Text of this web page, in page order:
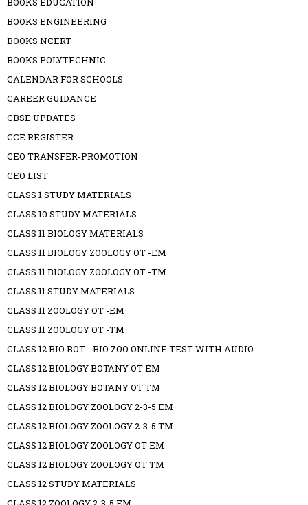
BOOKS ENGINEERING
BOOKS NCERT
BOOKS POLYTECHNIC
CALENDAR FOR SCHOOLS
CAREER GUIDANCE
CBSE UPDATES
CCE REGISTER
CEO TRANSFER-PROMOTION
CEO LIST
CLASS 1 STUDY MATERIALS
CLASS 10 STUDY MATERIALS
CLASS 11 BIOLOGY MATERIALS
CLASS 11 BIOLOGY ZOOLOGY OT -EM
CLASS 11 BIOLOGY ZOOLOGY OT -TM
CLASS 11 STUDY MATERIALS
CLASS 11 ZOOLOGY OT -EM
CLASS 11 ZOOLOGY OT -TM
CLASS 12 BIO BOT - BIO ZOO ONLINE TEST WITH AUDIO
CLASS 12 BIOLOGY BOTANY OT EM
CLASS 12 BIOLOGY BOTANY OT TM
CLASS 12 BIOLOGY ZOOLOGY 2-3-5 EM
CLASS 12 BIOLOGY ZOOLOGY 2-3-5 TM
CLASS 12 BIOLOGY ZOOLOGY OT EM
CLASS 12 BIOLOGY ZOOLOGY OT TM
CLASS 12 STUDY MATERIALS